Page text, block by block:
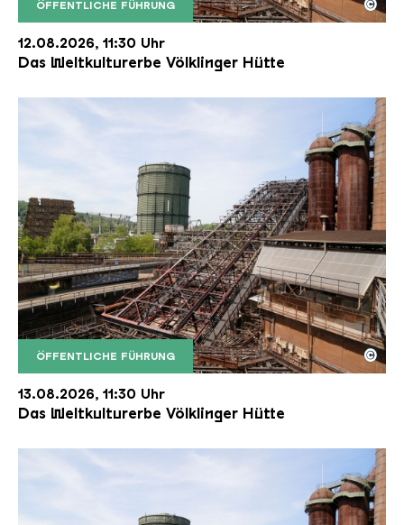
ÖFFENTLICHE FÜHRUNG
Der Erzschrägaufzug der Völklinger Hütte mit
Copyright: Weltkulturerbe Völklinger Hütte | Karl
©
12.08.2026, 11:30 Uhr
Das Weltkulturerbe Völklinger Hütte
ÖFFENTLICHE FÜHRUNG
Der Erzschrägaufzug der Völklinger Hütte mit
Copyright: Weltkulturerbe Völklinger Hütte | Karl
©
13.08.2026, 11:30 Uhr
Das Weltkulturerbe Völklinger Hütte